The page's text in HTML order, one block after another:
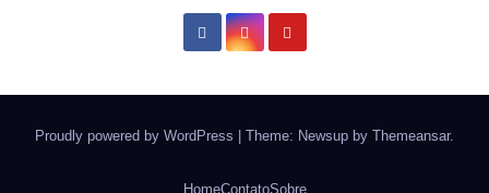
Proudly powered by WordPress Theme: Newsup by Themeansar.
HomeContatoSobre